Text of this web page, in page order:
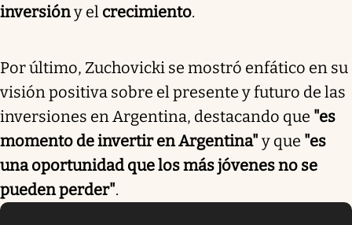
inversióny el crecimiento.
Por último, Zuchovicki se mostró enfático en su
visión positiva sobre el presente y futuro de las
inversiones en Argentina, destacando que "es
momento de invertir en Argentina" y que "es
una oportunidad que los más jóvenes no se
pueden perder".